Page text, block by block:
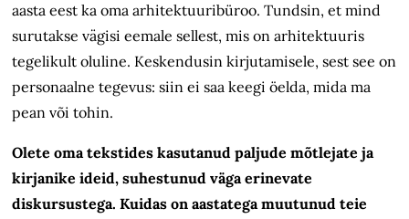
aasta eest ka oma arhitektuuribüroo. Tundsin, et mind
surutakse vägisi eemale sellest, mis on arhitektuuris
tegelikult oluline. Keskendusin kirjutamisele, sest see on
personaalne tegevus: siin ei saa keegi öelda, mida ma
pean või tohin.
Olete oma tekstides kasutanud paljude mõtlejate ja
kirjanike ideid, suhestunud väga erinevate
diskursustega. Kuidas on aastatega muutunud teie